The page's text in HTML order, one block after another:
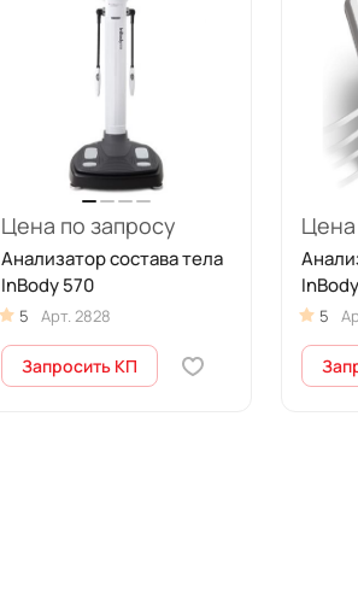
Цена по запросу
Анализатор состава тела
InBody 570
5 Арт. 2828
Запросить КП
Цена
5